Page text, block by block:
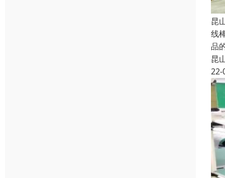
昆
线
品
昆
22-